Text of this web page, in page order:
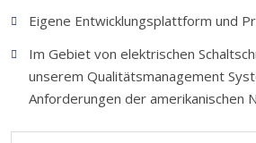
Eigene Entwicklungsplattform und
Im Gebiet von elektrischen
unserem Qualitätsmanagement
Anforderungen der amerikanischen